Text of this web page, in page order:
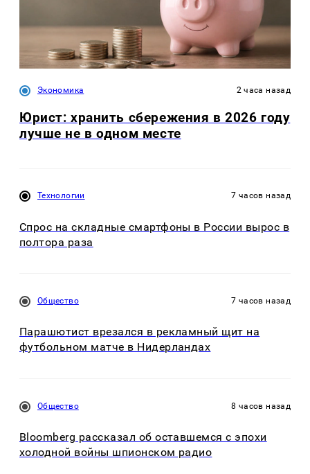
Экономика 2 часа назад
Юрист: хранить сбережения в 2026 году
лучше не в одном месте
Технологии 7 часов назад
Спрос на складные смартфоны в России вырос в
полтора раза
Общество 7 часов назад
Парашютист врезался в рекламный щит на
футбольном матче в Нидерландах
Общество 8 часов назад
Bloomberg рассказал об оставшемся с эпохи
холодной войны шпионском радио